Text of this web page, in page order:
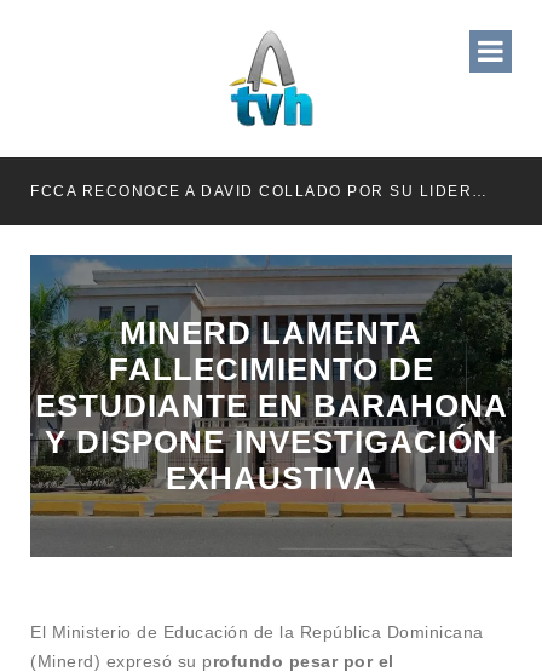
FCCA RECONOCE A DAVID COLLADO POR SU LIDERAZGO EN EL CRECIMIENTO DE LA INDUSTRIA DE CRUCEROS EN RD
MINERD LAMENTA
FALLECIMIENTO DE
ESTUDIANTE EN BARAHONA
Y DISPONE INVESTIGACIÓN
EXHAUSTIVA
El Ministerio de Educación de la República Dominicana
(Minerd) expresó su profundo pesar por el